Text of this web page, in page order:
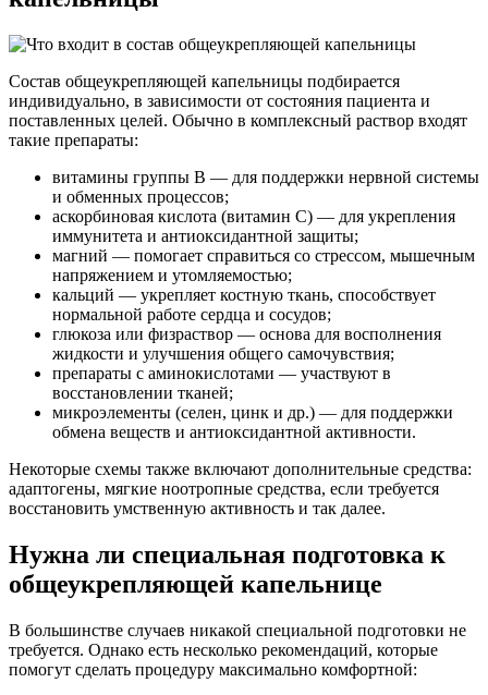
Состав общеукрепляющей капельницы подбирается
индивидуально, в зависимости от состояния пациента и
поставленных целей. Обычно в комплексный раствор входят
такие препараты:
витамины группы B — для поддержки нервной системы
и обменных процессов;
аскорбиновая кислота (витамин C) — для укрепления
иммунитета и антиоксидантной защиты;
магний — помогает справиться со стрессом, мышечным
напряжением и утомляемостью;
кальций — укрепляет костную ткань, способствует
нормальной работе сердца и сосудов;
глюкоза или физраствор — основа для восполнения
жидкости и улучшения общего самочувствия;
препараты с аминокислотами — участвуют в
восстановлении тканей;
микроэлементы (селен, цинк и др.) — для поддержки
обмена веществ и антиоксидантной активности.
Некоторые схемы также включают дополнительные средства:
адаптогены, мягкие ноотропные средства, если требуется
восстановить умственную активность и так далее.
Нужна ли специальная подготовка к
общеукрепляющей капельнице
В большинстве случаев никакой специальной подготовки не
требуется. Однако есть несколько рекомендаций, которые
помогут сделать процедуру максимально комфортной: